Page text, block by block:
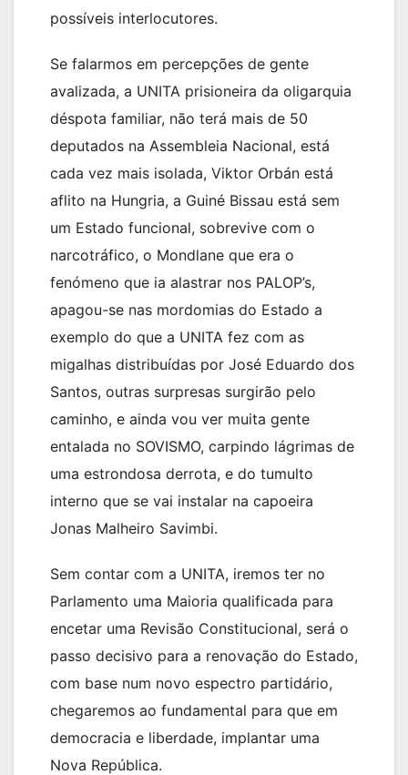
possíveis interlocutores.
Se falarmos em percepções de gente
avalizada, a UNITA prisioneira da oligarquia
déspota familiar, não terá mais de 50
deputados na Assembleia Nacional, está
cada vez mais isolada, Viktor Orbán está
aflito na Hungria, a Guiné Bissau está sem
um Estado funcional, sobrevive com o
narcotráfico, o Mondlane que era o
fenómeno que ia alastrar nos PALOP’s,
apagou-se nas mordomias do Estado a
exemplo do que a UNITA fez com as
migalhas distribuídas por José Eduardo dos
Santos, outras surpresas surgirão pelo
caminho, e ainda vou ver muita gente
entalada no SOVISMO, carpindo lágrimas de
uma estrondosa derrota, e do tumulto
interno que se vai instalar na capoeira
Jonas Malheiro Savimbi.
Sem contar com a UNITA, iremos ter no
Parlamento uma Maioria qualificada para
encetar uma Revisão Constitucional, será o
passo decisivo para a renovação do Estado,
com base num novo espectro partidário,
chegaremos ao fundamental para que em
democracia e liberdade, implantar uma
Nova República.